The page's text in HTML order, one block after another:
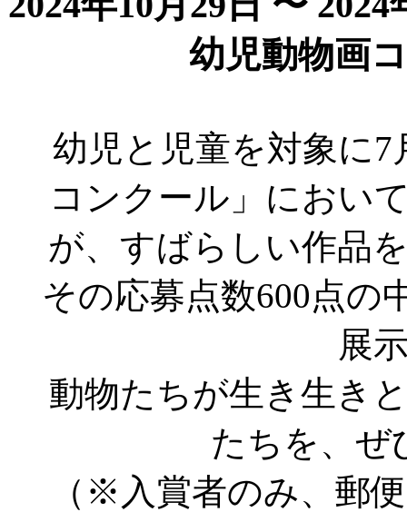
幼児動物画
幼児と児童を対象に
コンクール」におい
が、すばらしい作品
その応募点数600点の
展
動物たちが生き生き
たちを、ぜ
（※入賞者のみ、郵